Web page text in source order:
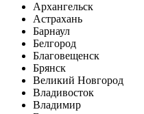
Архангельск
Астрахань
Барнаул
Белгород
Благовещенск
Брянск
Великий Новгород
Владивосток
Владимир